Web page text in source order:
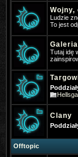
Wojny,
Ludzie
To jest
Galeria
Tutaj idę
Clany
Offtopic